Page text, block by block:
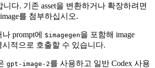
니다. 기존 asset을 변환하거나 확장하려면
를 첨부하십시오.
prompt에 $imagegen을 포함해 image
시적으로 호출할 수 있습니다.
gpt-image-2를 사용하고 일반 Codex 사용